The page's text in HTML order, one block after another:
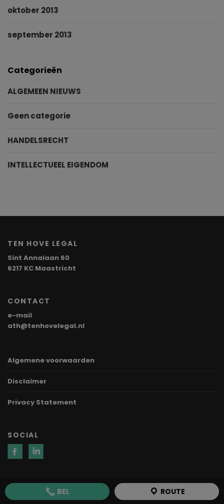
oktober 2013
september 2013
Categorieën
ALGEMEEN NIEUWS
Geen categorie
HANDELSRECHT
INTELLECTUEEL EIGENDOM
TEN HOVE LEGAL
Sint Annalaan 60
6217 KC Maastricht
CONTACT
e-mail
ath@tenhovelegal.nl
Algemene voorwaarden
Disclaimer
Privacy Statement
SOCIAL
BEL ROUTE